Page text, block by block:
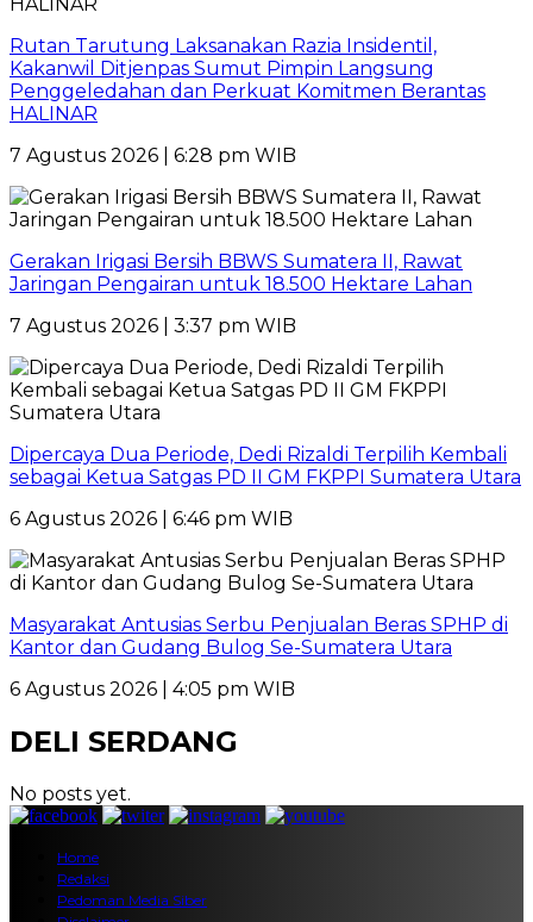
Rutan Tarutung Laksanakan Razia Insidentil,
Kakanwil Ditjenpas Sumut Pimpin Langsung
Penggeledahan dan Perkuat Komitmen Berantas
HALINAR
7 Agustus 2026 | 6:28 pm WIB
Gerakan Irigasi Bersih BBWS Sumatera II, Rawat
Jaringan Pengairan untuk 18.500 Hektare Lahan
7 Agustus 2026 | 3:37 pm WIB
Dipercaya Dua Periode, Dedi Rizaldi Terpilih Kembali
sebagai Ketua Satgas PD II GM FKPPI Sumatera Utara
6 Agustus 2026 | 6:46 pm WIB
Masyarakat Antusias Serbu Penjualan Beras SPHP di
Kantor dan Gudang Bulog Se-Sumatera Utara
6 Agustus 2026 | 4:05 pm WIB
DELI SERDANG
No posts yet.
Home
Redaksi
Pedoman Media Siber